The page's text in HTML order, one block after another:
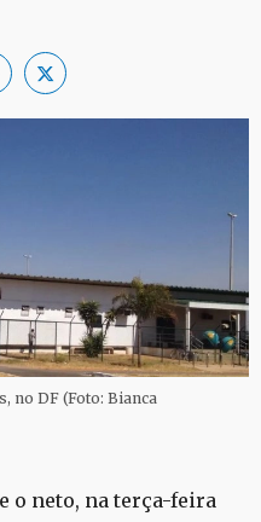
no DF (Foto: Bianca
o neto, na terça-feira